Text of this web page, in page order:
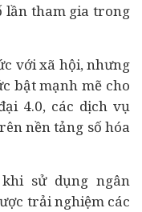
lần tham gia trong
với xã hội, nhưng
bật mạnh mẽ cho
4.0, các dịch vụ
nền tảng số hóa
khi sử dụng ngân
trải nghiệm các